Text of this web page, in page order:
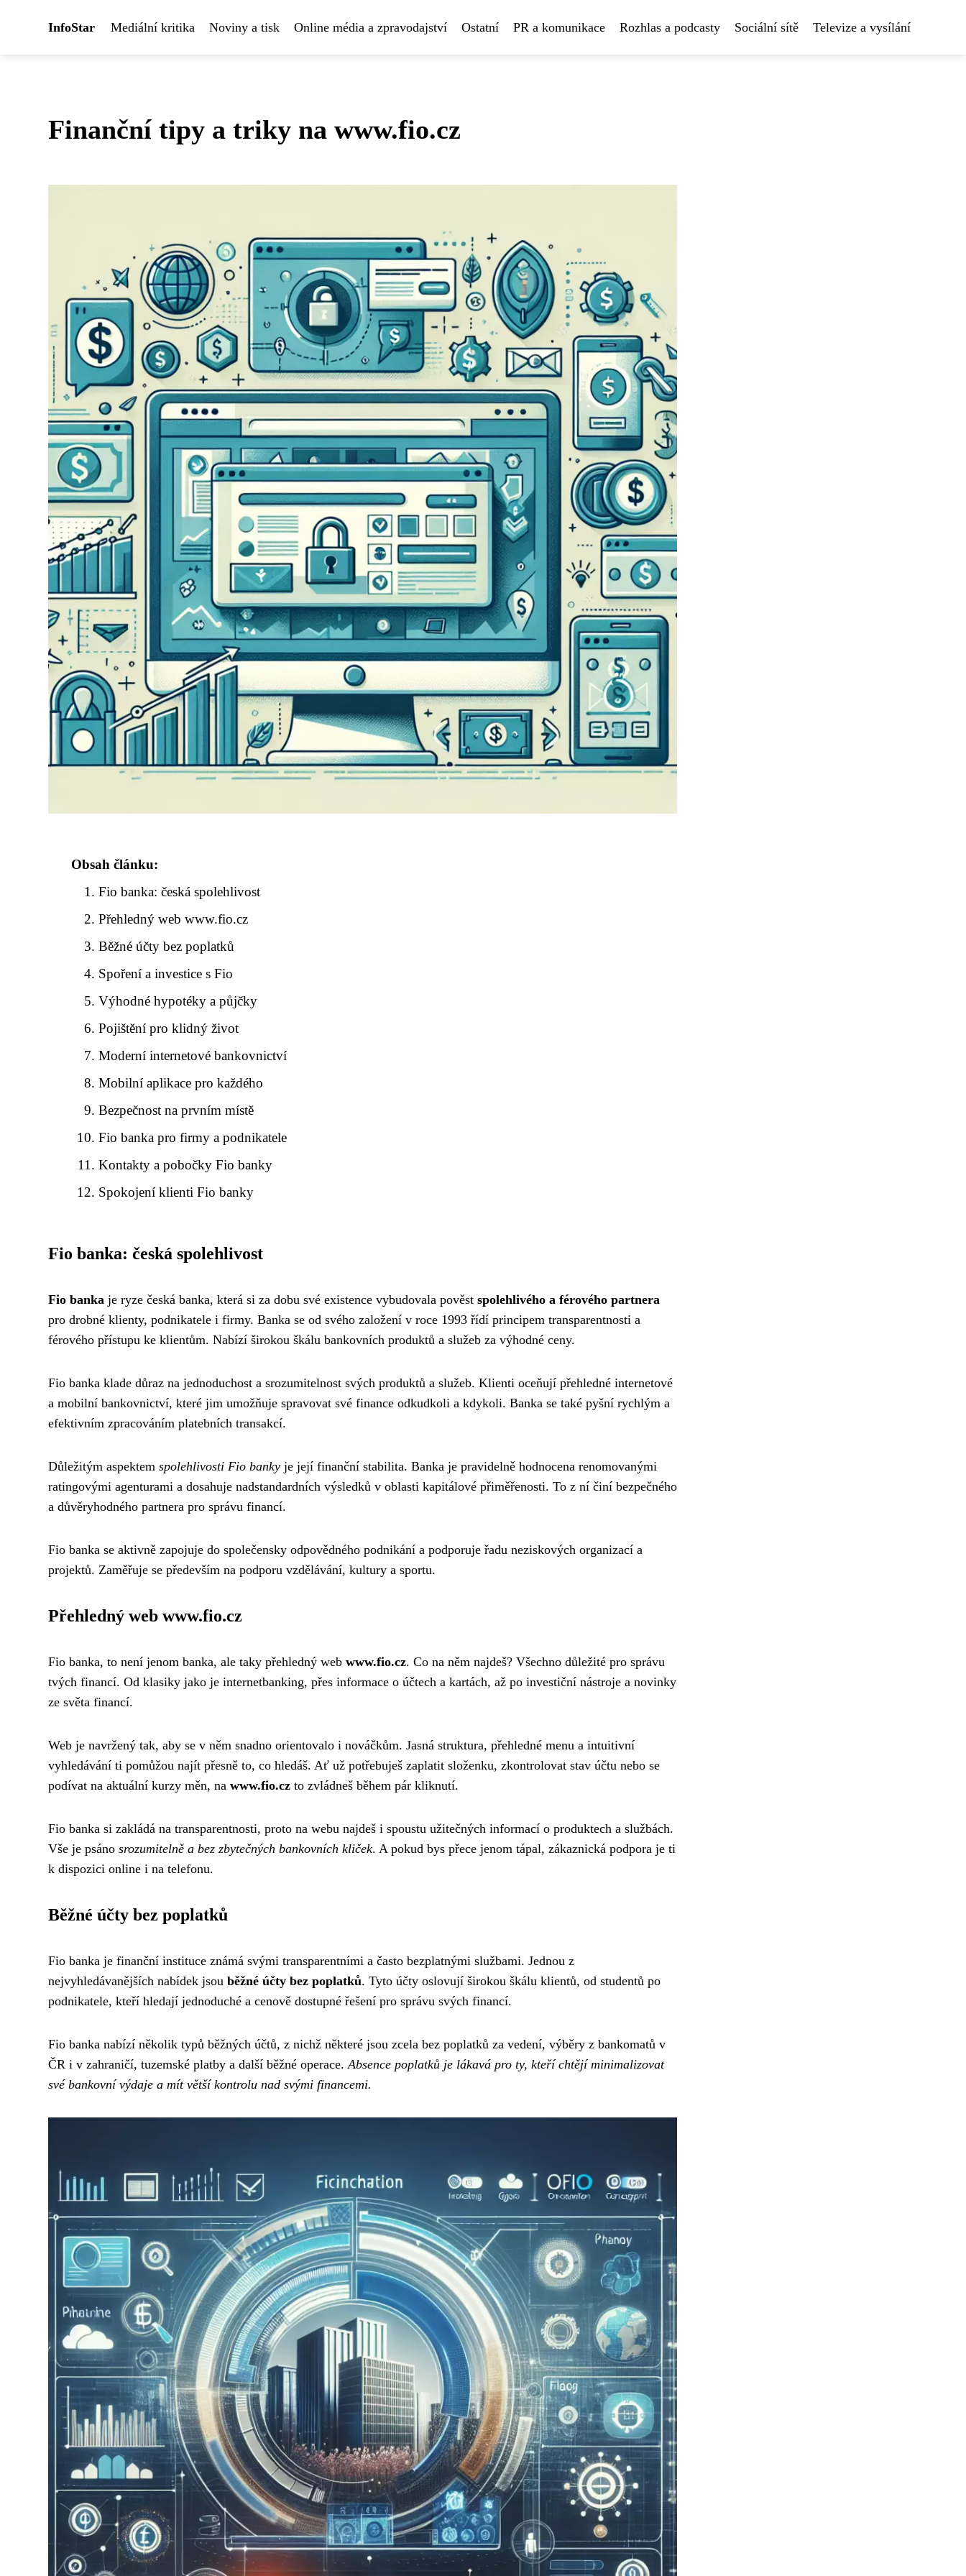
InfoStar Mediální kritika Noviny a tisk Online média a zpravodajství Ostatní PR a komunikace Rozhlas a podcasty Sociální sítě Televize a vysílání
Finanční tipy a triky na www.fio.cz
Obsah článku:
Fio banka: česká spolehlivost
Přehledný web www.fio.cz
Běžné účty bez poplatků
Spoření a investice s Fio
Výhodné hypotéky a půjčky
Pojištění pro klidný život
Moderní internetové bankovnictví
Mobilní aplikace pro každého
Bezpečnost na prvním místě
Fio banka pro firmy a podnikatele
Kontakty a pobočky Fio banky
Spokojení klienti Fio banky
Fio banka: česká spolehlivost
Fio banka je ryze česká banka, která si za dobu své existence vybudovala pověst spolehlivého a férového partnera
pro drobné klienty, podnikatele i firmy. Banka se od svého založení v roce 1993 řídí principem transparentnosti a
férového přístupu ke klientům. Nabízí širokou škálu bankovních produktů a služeb za výhodné ceny.
Fio banka klade důraz na jednoduchost a srozumitelnost svých produktů a služeb. Klienti oceňují přehledné internetové
a mobilní bankovnictví, které jim umožňuje spravovat své finance odkudkoli a kdykoli. Banka se také pyšní rychlým a
efektivním zpracováním platebních transakcí.
Důležitým aspektem spolehlivosti Fio banky je její finanční stabilita. Banka je pravidelně hodnocena renomovanými
ratingovými agenturami a dosahuje nadstandardních výsledků v oblasti kapitálové přiměřenosti. To z ní činí bezpečného
a důvěryhodného partnera pro správu financí.
Fio banka se aktivně zapojuje do společensky odpovědného podnikání a podporuje řadu neziskových organizací a
projektů. Zaměřuje se především na podporu vzdělávání, kultury a sportu.
Přehledný web www.fio.cz
Fio banka, to není jenom banka, ale taky přehledný web www.fio.cz. Co na něm najdeš? Všechno důležité pro správu
tvých financí. Od klasiky jako je internetbanking, přes informace o účtech a kartách, až po investiční nástroje a novinky
ze světa financí.
Web je navržený tak, aby se v něm snadno orientovalo i nováčkům. Jasná struktura, přehledné menu a intuitivní
vyhledávání ti pomůžou najít přesně to, co hledáš. Ať už potřebuješ zaplatit složenku, zkontrolovat stav účtu nebo se
podívat na aktuální kurzy měn, na www.fio.cz to zvládneš během pár kliknutí.
Fio banka si zakládá na transparentnosti, proto na webu najdeš i spoustu užitečných informací o produktech a službách.
Vše je psáno srozumitelně a bez zbytečných bankovních kliček. A pokud bys přece jenom tápal, zákaznická podpora je ti
k dispozici online i na telefonu.
Běžné účty bez poplatků
Fio banka je finanční instituce známá svými transparentními a často bezplatnými službami. Jednou z
nejvyhledávanějších nabídek jsou běžné účty bez poplatků. Tyto účty oslovují širokou škálu klientů, od studentů po
podnikatele, kteří hledají jednoduché a cenově dostupné řešení pro správu svých financí.
Fio banka nabízí několik typů běžných účtů, z nichž některé jsou zcela bez poplatků za vedení, výběry z bankomatů v
ČR i v zahraničí, tuzemské platby a další běžné operace.Absence poplatků je lákavá pro ty, kteří chtějí minimalizovat
své bankovní výdaje a mít větší kontrolu nad svými financemi.